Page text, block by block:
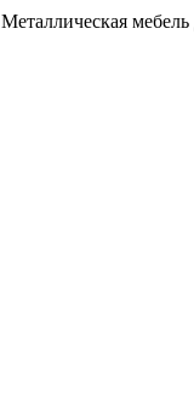
Металлическая мебель